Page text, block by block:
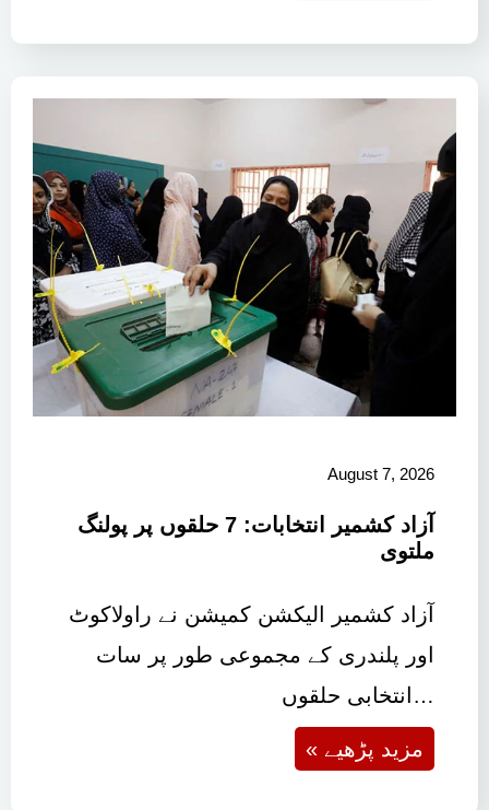
August 7, 2026
ملتوی
آزاد کشمیر الیکشن کمیشن نے راولاکوٹ
اور پلندری کے مجموعی طور پر سات
انتخابی حلقوں…